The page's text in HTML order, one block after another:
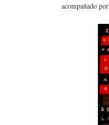
acompañado por